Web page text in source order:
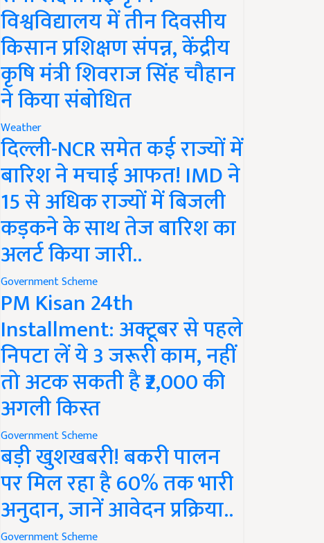
विश्वविद्यालय में तीन दिवसीय
किसान प्रशिक्षण संपन्न, केंद्रीय
कृषि मंत्री शिवराज सिंह चौहान
ने किया संबोधित
Weather
दिल्ली-NCR समेत कई राज्यों में
बारिश ने मचाई आफत! IMD ने
15 से अधिक राज्यों में बिजली
कड़कने के साथ तेज बारिश का
अलर्ट किया जारी..
Government Scheme
PM Kisan 24th
Installment: अक्टूबर से पहले
निपटा लें ये 3 जरूरी काम, नहीं
तो अटक सकती है ₹2,000 की
अगली किस्त
Government Scheme
बड़ी खुशखबरी! बकरी पालन
पर मिल रहा है 60% तक भारी
अनुदान, जानें आवेदन प्रक्रिया..
Government Scheme